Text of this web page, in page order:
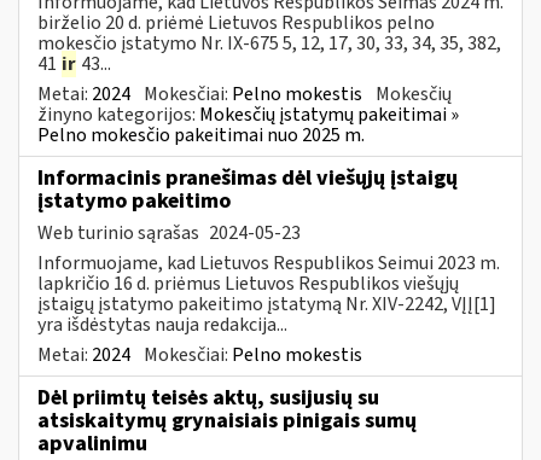
birželio 20 d. priėmė Lietuvos Respublikos pelno
mokesčio įstatymo Nr. IX-675 5, 12, 17, 30, 33, 34, 35, 382,
41 ir 43...
Metai: 2024 Mokesčiai: Pelno mokestis Mokesčių
žinyno kategorijos: Mokesčių įstatymų pakeitimai »
Pelno mokesčio pakeitimai nuo 2025 m.
Informacinis pranešimas dėl viešųjų įstaigų
įstatymo pakeitimo
Web turinio sąrašas 2024-05-23
Informuojame, kad Lietuvos Respublikos Seimui 2023 m.
lapkričio 16 d. priėmus Lietuvos Respublikos viešųjų
įstaigų įstatymo pakeitimo įstatymą Nr. XIV-2242, VĮĮ[1]
yra išdėstytas nauja redakcija...
Metai: 2024 Mokesčiai: Pelno mokestis
Dėl priimtų teisės aktų, susijusių su
atsiskaitymų grynaisiais pinigais sumų
apvalinimu